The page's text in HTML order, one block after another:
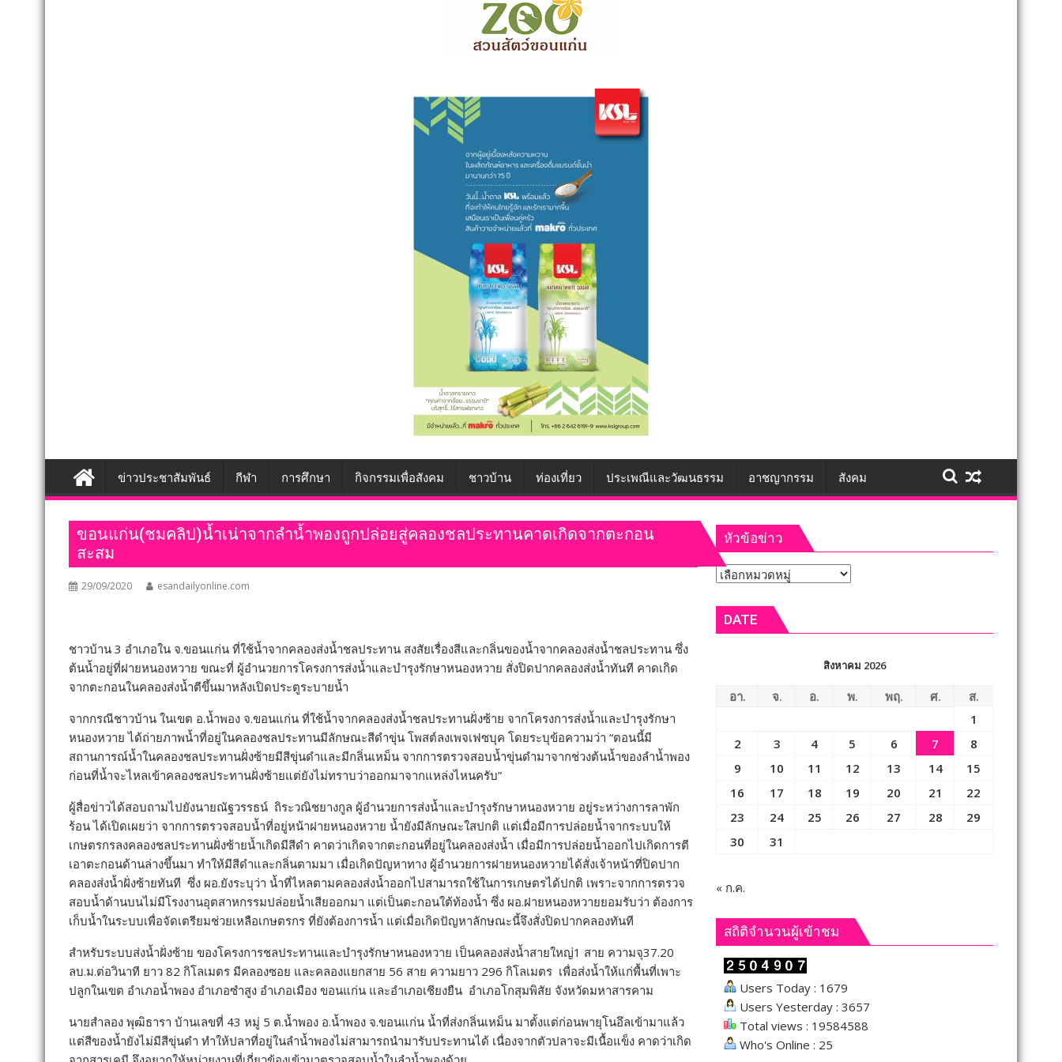
ข่าวประชาสัมพันธ์ กีฬา การศึกษา กิจกรรมเพื่อสังคม ชาวบ้าน ท่องเที่ยว ประเพณีและวัฒนธรรม อาชญากรรม สังคม
ขอนแก่น(ชมคลิป)น้ำเน่าจากลำน้ำพองถูกปล่อยสู่คลองชลประทานคาดเกิดจากตะกอน
สะสม
29/09/2020 esandailyonline.com
ชาวบ้าน 3 อำเภอใน จ.ขอนแก่น ที่ใช้น้ำจากคลองส่งน้ำชลประทาน สงสัยเรื่องสีและกลิ่นของน้ำจากคลองส่งน้ำชลประทาน ซึ่ง
ต้นน้ำอยู่ที่ฝายหนองหวาย ขณะที่ ผู้อำนวยการโครงการส่งน้ำและบำรุงรักษาหนองหวาย สั่งปิดปากคลองส่งน้ำทันที คาดเกิด
จากตะกอนในคลองส่งน้ำตีขึ้นมาหลังเปิดประตูระบายน้ำ
จากกรณีชาวบ้าน ในเขต อ.น้ำพอง จ.ขอนแก่น ที่ใช้น้ำจากคลองส่งน้ำชลประทานฝั่งซ้าย จากโครงการส่งน้ำและบำรุงรักษา
หนองหวาย ได้ถ่ายภาพน้ำที่อยู่ในคลองชลประทานมีลักษณะสีดำขุ่น โพสต์ลงเพจเฟซบุค โดยระบุข้อความว่า “ตอนนี้มี
สถานการณ์น้ำในคลองชลประทานฝั่งซ้ายมีสีขุ่นดำและมีกลิ่นเหม็น จากการตรวจสอบน้ำขุ่นดำมาจากช่วงต้นน้ำของลำน้ำพอง
ก่อนที่น้ำจะไหลเข้าคลองชลประทานฝั่งซ้ายแต่ยังไม่ทราบว่าออกมาจากแหล่งไหนครับ”
ผู้สื่อข่าวได้สอบถามไปยังนายณัฐวรรธน์ ถิระวณิชยางกูล ผู้อำนวยการส่งน้ำและบำรุงรักษาหนองหวาย อยู่ระหว่างการลาพัก
ร้อน ได้เปิดเผยว่า จากการตรวจสอบน้ำที่อยู่หน้าฝายหนองหวาย น้ำยังมีลักษณะใสปกติ แต่เมื่อมีการปล่อยน้ำจากระบบให้
เกษตรกรลงคลองชลประทานฝั่งซ้ายน้ำเกิดมีสีดำ คาดว่าเกิดจากตะกอนที่อยู่ในคลองส่งน้ำ เมื่อมีการปล่อยน้ำออกไปเกิดการตี
เอาตะกอนด้านล่างขึ้นมา ทำให้มีสีดำและกลิ่นตามมา เมื่อเกิดปัญหาทาง ผู้อำนวยการฝายหนองหวายได้สั่งเจ้าหน้าที่ปิดปาก
คลองส่งน้ำฝั่งซ้ายทันที ซึ่ง ผอ.ยังระบุว่า น้ำที่ไหลตามคลองส่งน้ำออกไปสามารถใช้ในการเกษตรได้ปกติ เพราะจากการตรวจ
สอบน้ำด้านบนไม่มีโรงงานอุตสาหกรรมปล่อยน้ำเสียออกมา แต่เป็นตะกอนใต้ท้องน้ำ ซึ่ง ผอ.ฝายหนองหวายยอมรับว่า ต้องการ
เก็บน้ำในระบบเพื่อจัดเตรียมช่วยเหลือเกษตรกร ที่ยังต้องการน้ำ แต่เมื่อเกิดปัญหาลักษณะนี้จึงสั่งปิดปากคลองทันที
สำหรับระบบส่งน้ำฝั่งซ้าย ของโครงการชลประทานและบำรุงรักษาหนองหวาย เป็นคลองส่งน้ำสายใหญ่1 สาย ความจุ37.20
ลบ.ม.ต่อวินาที ยาว 82 กิโลเมตร มีคลองซอย และคลองแยกสาย 56 สาย ความยาว 296 กิโลเมตร เพื่อส่งน้ำให้แก่พื้นที่เพาะ
ปลูกในเขต อำเภอน้ำพอง อำเภอซำสูง อำเภอเมือง ขอนแก่น และอำเภอเชียงยืน อำเภอโกสุมพิสัย จังหวัดมหาสารคาม
นายสำลอง พุฒิธารา บ้านเลขที่ 43 หมู่ 5 ต.น้ำพอง อ.น้ำพอง จ.ขอนแก่น น้ำที่ส่งกลิ่นเหม็น มาตั้งแต่ก่อนพายุโนอึลเข้ามาแล้ว
แต่สีของน้ำยังไม่มีสีขุ่นดำ ทำให้ปลาที่อยู่ในลำน้ำพองไม่สามารถนำมารับประทานได้ เนื่องจากตัวปลาจะมีเนื้อแข็ง คาดว่าเกิด
หัวข้อข่าว
หัวข้อ
DATE
สิงหาคม 2026
อา. จ. อ. พ. พฤ. ศ.
ส.
1
2
3 4 5 6 7
8
9
10 11 12 13 14
15
16
17 18 19 20 21
22
23
24 25 26 27 28
29
30
31
« ก.ค.
สถิติจำนวนผู้เข้าชม
Users Today : 1679
Users Yesterday : 3657
Total views : 19584588
Who's Online : 25